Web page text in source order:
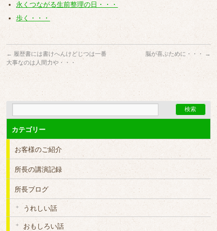
永くつながる生前整理の日・・・
歩く・・・
← 履歴書には書けへんけどじつは一番
大事なのは人間力や・・・
脳が喜ぶために・・・ →
カテゴリー
お客様のご紹介
所長の講演記録
所長ブログ
うれしい話
おもしろい話